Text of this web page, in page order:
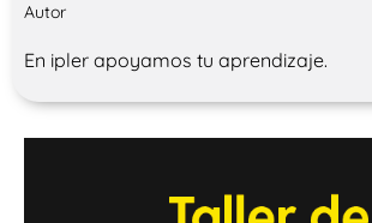
Autor
En ipler apoyamos tu aprendizaje.